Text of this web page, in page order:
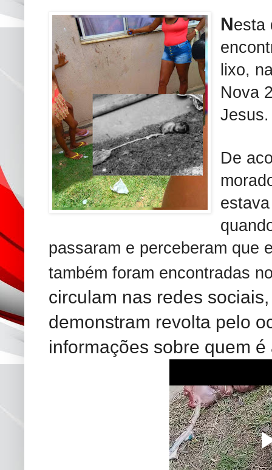
Nesta
lixo,
Nova
Jesus.
De
passaram e perceberam que
também foram encontradas
circulam nas redes
demonstram revolta pelo
informações sobre quem